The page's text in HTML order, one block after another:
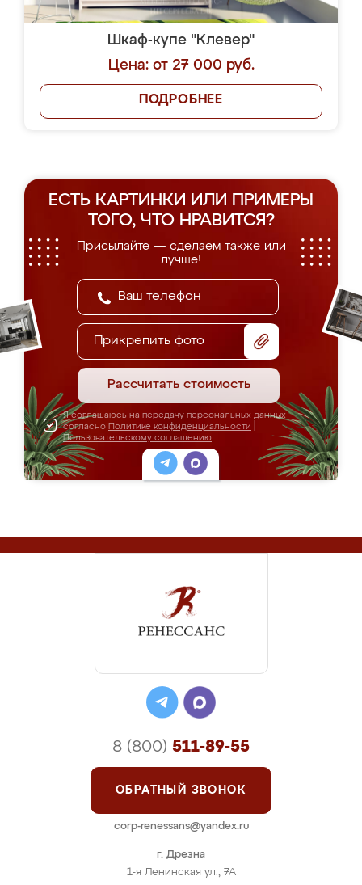
Шкаф-купе "Клевер"
Цена: от 27 000 руб.
ПОДРОБНЕЕ
ЕСТЬ КАРТИНКИ ИЛИ ПРИМЕРЫ
ТОГО, ЧТО НРАВИТСЯ?
Присылайте — сделаем также или
лучше!
Прикрепить фото
Рассчитать стоимость
Я соглашаюсь на передачу персональных данных
согласно Политике конфиденциальности
Пользовательскому соглашению
г. Дрезна
1-я Ленинская ул., 7А
8 (800) 511-89-55
ОБРАТНЫЙ ЗВОНОК
corp-renessans@yandex.ru